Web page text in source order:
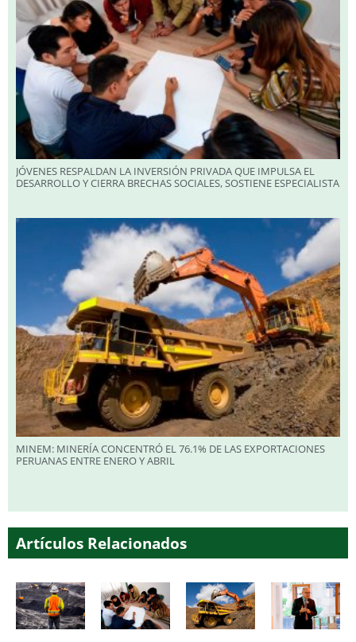
JÓVENES RESPALDAN LA INVERSIÓN PRIVADA QUE IMPULSA EL
DESARROLLO Y CIERRA BRECHAS SOCIALES, SOSTIENE ESPECIALISTA
MINEM: MINERÍA CONCENTRÓ EL 76.1% DE LAS EXPORTACIONES
PERUANAS ENTRE ENERO Y ABRIL
Artículos Relacionados